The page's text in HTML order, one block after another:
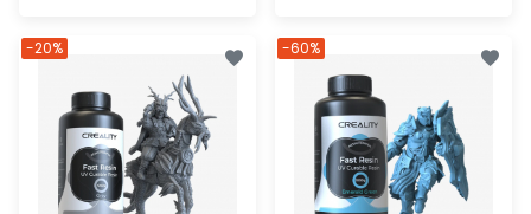
-20% -60%